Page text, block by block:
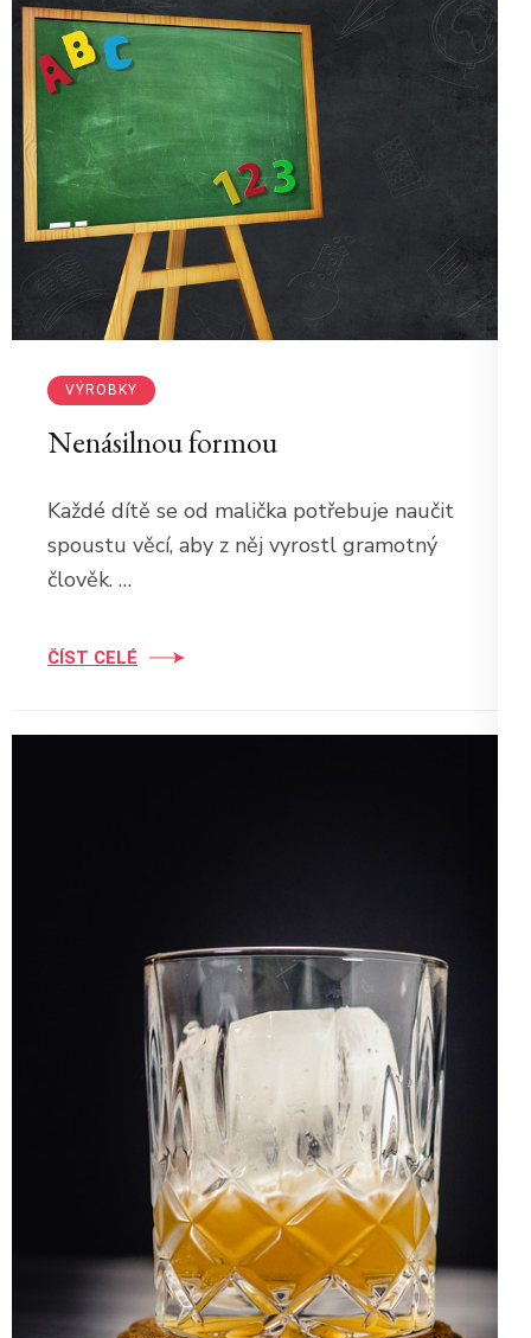
VÝROBKY
Nenásilnou formou
Každé dítě se od malička potřebuje naučit
spoustu věcí, aby z něj vyrostl gramotný
člověk. …
ČÍST CELÉ